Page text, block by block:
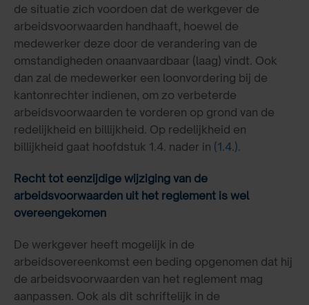
de situatie zich voordoen dat de werkgever de
arbeidsvoorwaarden handhaaft, hoewel de
medewerker deze door de verandering van de
omstandigheden onaanvaardbaar (laag) vindt. Ook
dan zal de medewerker een loonvordering bij de
kantonrechter indienen, om zo verbeterde
arbeidsvoorwaarden te vorderen op grond van de
redelijkheid en billijkheid. Op redelijkheid en
billijkheid gaat hoofdstuk 1.4. nader in (1.4.).
Recht tot eenzijdige wijziging van de
arbeidsvoorwaarden uit het reglement is wel
overeengekomen
De werkgever heeft mogelijk in de
arbeidsovereenkomst een beding opgenomen dat hij
de arbeidsvoorwaarden van het reglement mag
aanpassen. Ook als dit schriftelijk in de